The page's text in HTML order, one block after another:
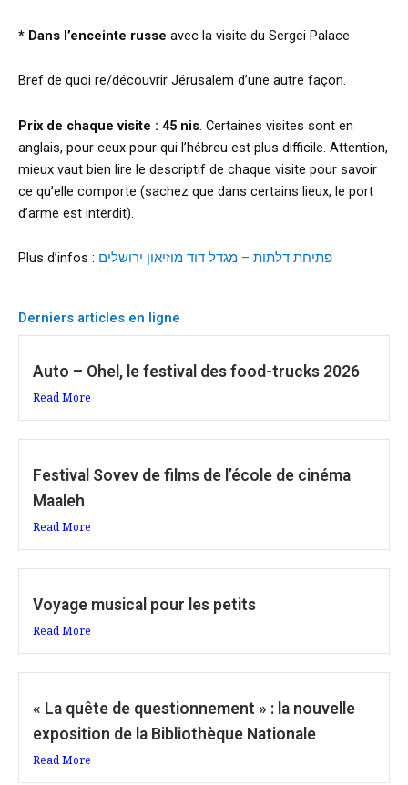
* Dans l’enceinte russe avec la visite du Sergei Palace
Bref de quoi re/découvrir Jérusalem d’une autre façon.
Prix de chaque visite : 45 nis. Certaines visites sont en
anglais, pour ceux pour qui l’hébreu est plus difficile. Attention,
mieux vaut bien lire le descriptif de chaque visite pour savoir
ce qu’elle comporte (sachez que dans certains lieux, le port
d’arme est interdit).
Plus d’infos : פתיחת דלתות – מגדל דוד מוזיאון ירושלים
Derniers articles en ligne
Auto – Ohel, le festival des food-trucks 2026
Read More
Festival Sovev de films de l’école de cinéma
Maaleh
Read More
Voyage musical pour les petits
Read More
« La quête de questionnement » : la nouvelle
exposition de la Bibliothèque Nationale
Read More